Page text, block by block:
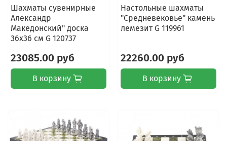
Шахматы сувенирные
Александр
Македонский" доска
36х36 см G 120737
23085.00 руб
В корзину
Настольные шахматы
"Средневековье" камень
лемезит G 119961
22260.00 руб
В корзину